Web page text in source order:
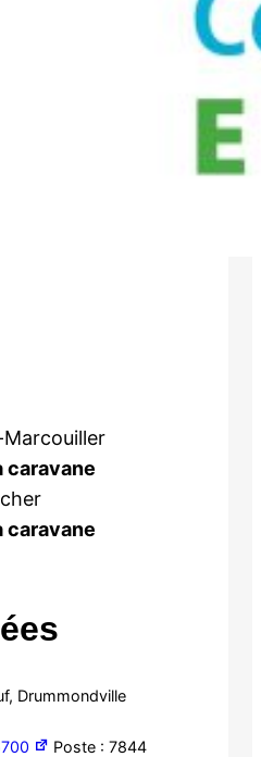
caravane
caravane
Drummondville
Poste : 7844